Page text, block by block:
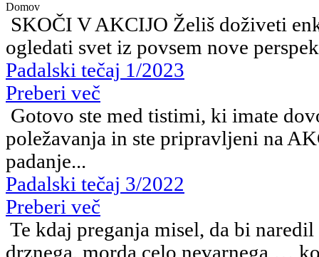
Domov
SKOČI V AKCIJO Želiš doživeti
ogledati svet iz povsem nove
Padalski tečaj 1/2023
Preberi več
Gotovo ste med tistimi, ki imate
poležavanja in ste pripravljeni na
padanje...
Padalski tečaj 3/2022
Preberi več
Te kdaj preganja misel, da bi naredil